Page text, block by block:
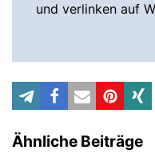
und verlinken auf
Ähnliche Beiträge